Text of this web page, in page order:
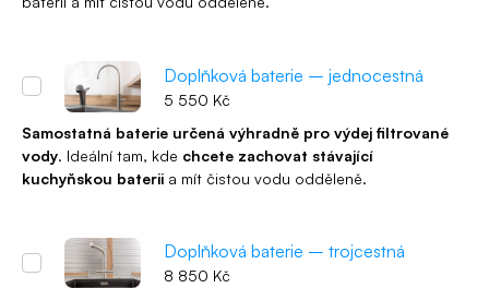
Doplňková baterie – jednocestná
5 550 Kč
Samostatná baterie určená výhradně pro výdej filtrované
vody. Ideální tam, kde chcete zachovat stávající
kuchyňskou baterii a mít čistou vodu odděleně.
Doplňková baterie – trojcestná
8 850 Kč